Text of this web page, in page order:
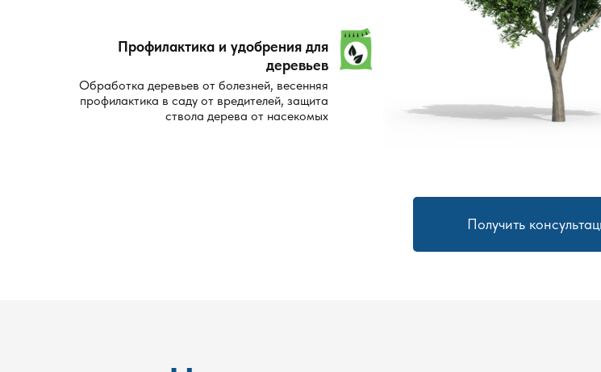
Профилактика и удобрения для
деревьев
Обработка деревьев от болезней, весенняя
профилактика в саду от вредителей, защита
ствола дерева от насекомых
Получить